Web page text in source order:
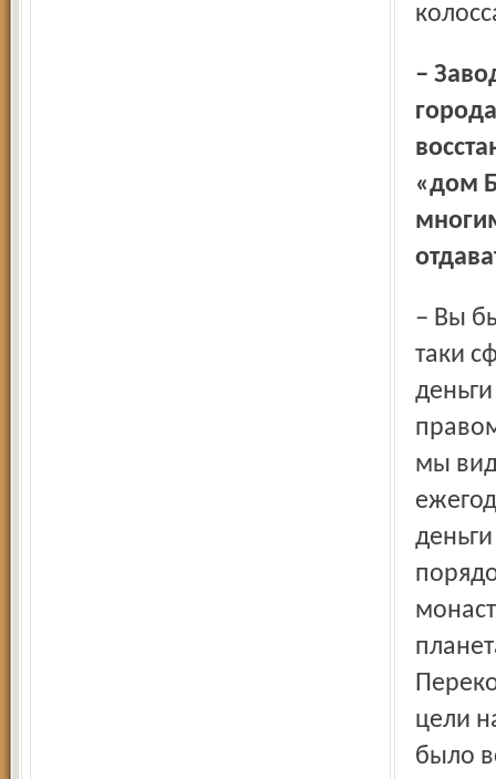
– Завод заводом, но вы очень много делаете и для
«дом
– Вы были правы, когда однажды сказали, что меня всё-
таки
мы
цели
было